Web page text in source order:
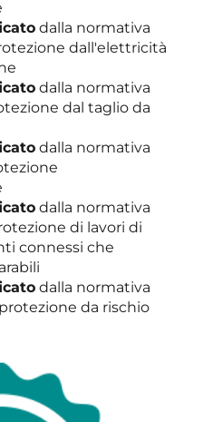
dalla normativa
dall'elettricità
dalla normativa
dal taglio da
dalla normativa
dalla normativa
di lavori di
connessi che
dalla normativa
da rischio